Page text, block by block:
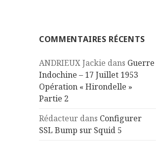
COMMENTAIRES RÉCENTS
ANDRIEUX Jackie dans Guerre
Indochine – 17 Juillet 1953
Opération « Hirondelle »
Partie 2
Rédacteur dans Configurer
SSL Bump sur Squid 5